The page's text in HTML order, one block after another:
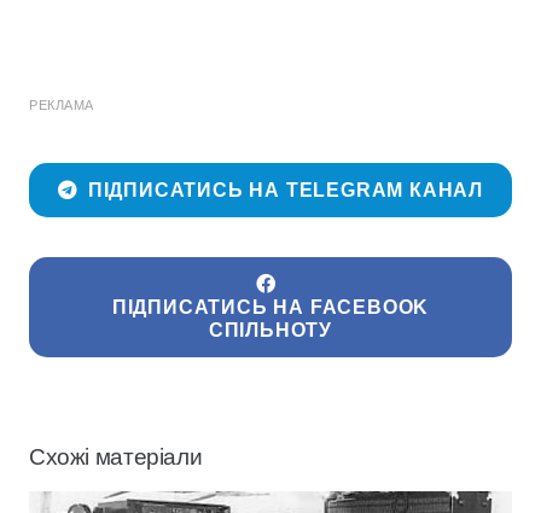
РЕКЛАМА
ПІДПИСАТИСЬ НА TELEGRAM КАНАЛ
ПІДПИСАТИСЬ НА FACEBOOK
СПІЛЬНОТУ
Схожі матеріали